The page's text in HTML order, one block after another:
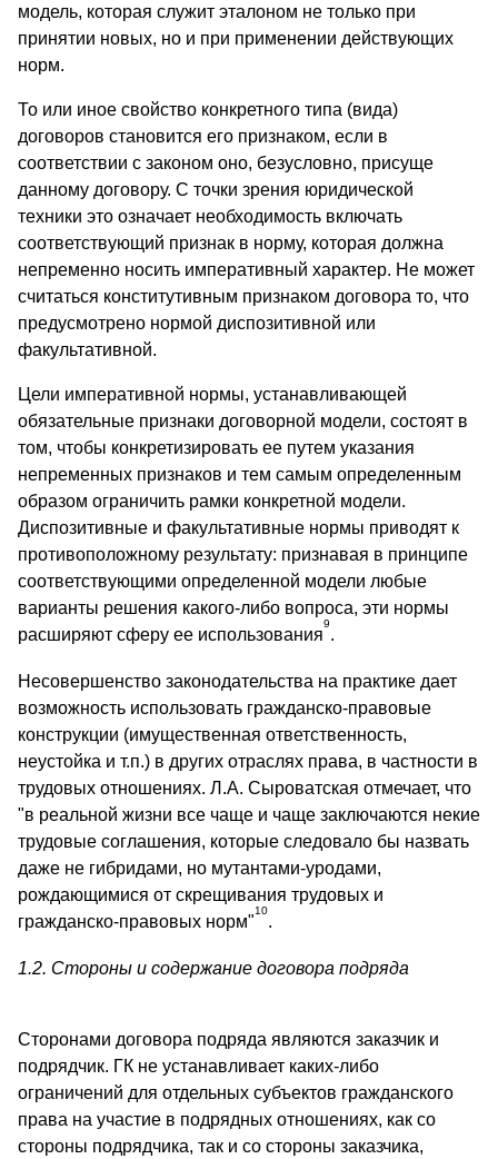
модель, которая служит эталоном не только при
принятии новых, но и при применении действующих
норм.
То или иное свойство конкретного типа (вида)
договоров становится его признаком, если в
соответствии с законом оно, безусловно, присуще
данному договору. С точки зрения юридической
техники это означает необходимость включать
соответствующий признак в норму, которая должна
непременно носить императивный характер. Не может
считаться конститутивным признаком договора то, что
предусмотрено нормой диспозитивной или
факультативной.
Цели императивной нормы, устанавливающей
обязательные признаки договорной модели, состоят в
том, чтобы конкретизировать ее путем указания
непременных признаков и тем самым определенным
образом ограничить рамки конкретной модели.
Диспозитивные и факультативные нормы приводят к
противоположному результату: признавая в принципе
соответствующими определенной модели любые
варианты решения какого-либо вопроса, эти нормы
расширяют сферу ее использования
9
.
Несовершенство законодательства на практике дает
возможность использовать гражданско-правовые
конструкции (имущественная ответственность,
неустойка и т.п.) в других отраслях права, в частности в
трудовых отношениях. Л.А. Сыроватская отмечает, что
"в реальной жизни все чаще и чаще заключаются некие
трудовые соглашения, которые следовало бы назвать
даже не гибридами, но мутантами-уродами,
рождающимися от скрещивания трудовых и
гражданско-правовых норм"
10
.
1.2. Стороны и содержание договора подряда
Сторонами договора подряда являются заказчик и
подрядчик. ГК не устанавливает каких-либо
ограничений для отдельных субъектов гражданского
права на участие в подрядных отношениях, как со
стороны подрядчика, так и со стороны заказчика,